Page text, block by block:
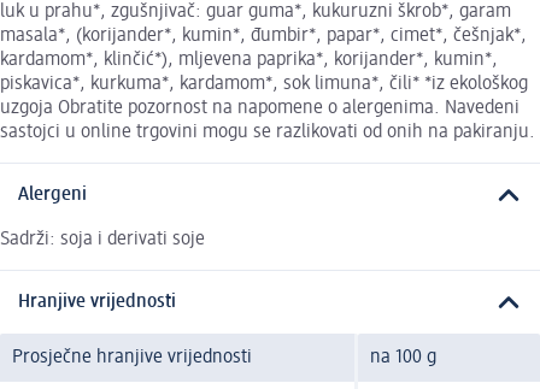
luk u prahu*, zgušnjivač: guar guma*, kukuruzni škrob*, garam
masala*, (korijander*, kumin*, đumbir*, papar*, cimet*, češnjak*,
kardamom*, klinčić*), mljevena paprika*, korijander*, kumin*,
piskavica*, kurkuma*, kardamom*, sok limuna*, čili* *iz ekološkog
uzgoja Obratite pozornost na napomene o alergenima. Navedeni
sastojci u online trgovini mogu se razlikovati od onih na pakiranju.
Alergeni
Sadrži: soja i derivati soje
Hranjive vrijednosti
Prosječne hranjive vrijednosti na 100 g